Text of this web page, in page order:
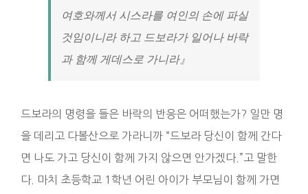
여호와께서 시스라를 여인의 손에 파실
것임이니라 하고 드보라가 일어나 바락
과 함께 게데스로 가니라』
드보라의 명령을 들은 바락의 반응은 어떠했는가? 일만 명
을 데리고 다볼산으로 가라니까 “드보라 당신이 함께 간다
면 나도 가고 당신이 함께 가지 않으면 안가겠다.”고 말한
다. 마치 초등학교 1학년 어린 아이가 부모님이 함께 가면